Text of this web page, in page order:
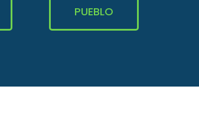
PUEBLO